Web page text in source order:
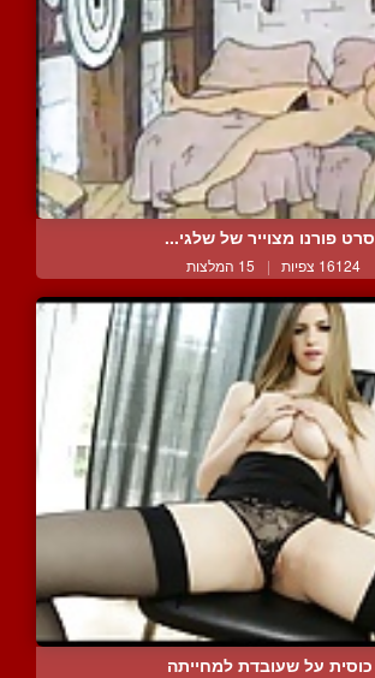
סרט פורנו מצוייר של שלגי...
16124 צפיות | 15 המלצות
כוסית על שעובדת למחייתה